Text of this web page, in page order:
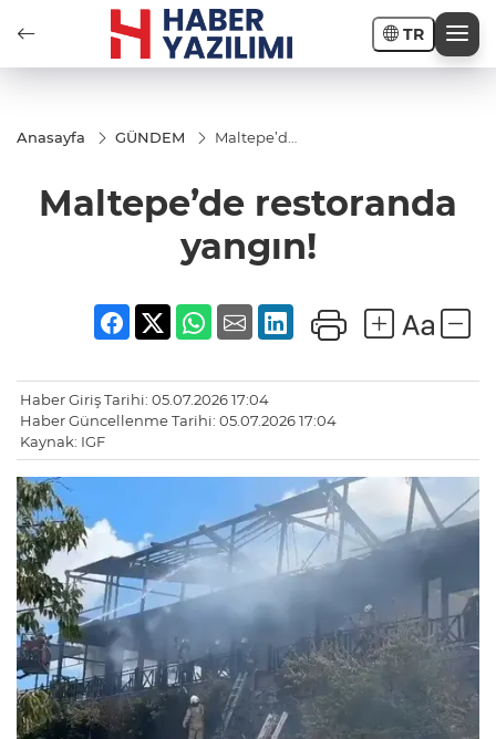
TR
Anasayfa GÜNDEM
Maltepe’de
Maltepe’de restoranda
yangın!
Haber Giriş Tarihi: 05.07.2026 17:04
Haber Güncellenme Tarihi: 05.07.2026 17:04
Kaynak: IGF